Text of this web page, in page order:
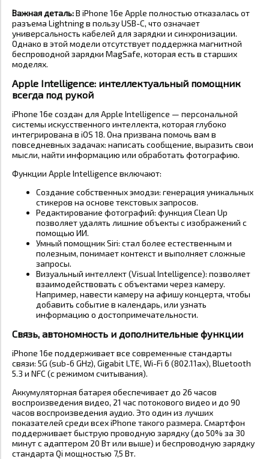
Важная деталь:В iPhone 16e Apple полностью отказалась от
разъема Lightning в пользу USB-C, что означает
универсальность кабелей для зарядки и синхронизации.
Однако в этой модели отсутствует поддержка магнитной
беспроводной зарядки MagSafe, которая есть в старших
моделях.
Apple Intelligence: интеллектуальный помощник
всегда под рукой
iPhone 16e создан для Apple Intelligence — персональной
системы искусственного интеллекта, которая глубоко
интегрирована в iOS 18. Она призвана помочь вам в
повседневных задачах: написать сообщение, выразить свои
мысли, найти информацию или обработать фотографию.
Функции Apple Intelligence включают:
Создание собственных эмодзи: генерация уникальных
стикеров на основе текстовых запросов.
Редактирование фотографий: функция Clean Up
позволяет удалять лишние объекты с изображений с
помощью ИИ.
Умный помощник Siri: стал более естественным и
полезным, понимает контекст и выполняет сложные
запросы.
Визуальный интеллект (Visual Intelligence): позволяет
взаимодействовать с объектами через камеру.
Например, навести камеру на афишу концерта, чтобы
добавить событие в календарь, или узнать
информацию о достопримечательности.
Связь, автономность и дополнительные функции
iPhone 16e поддерживает все современные стандарты
связи: 5G (sub-6 GHz), Gigabit LTE, Wi-Fi 6 (802.11ax), Bluetooth
5.3 и NFC (с режимом считывания).
Аккумуляторная батарея обеспечивает до 26 часов
воспроизведения видео, 21 час потокового видео и до 90
часов воспроизведения аудио. Это один из лучших
показателей среди всех iPhone такого размера. Смартфон
поддерживает быструю проводную зарядку (до 50% за 30
минут с адаптером 20 Вт или выше) и беспроводную зарядку
стандарта Qi мощностью 7,5 Вт.